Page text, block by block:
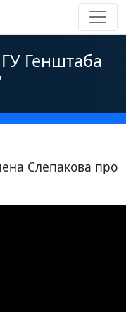
безопасность
Генштаба
Слепакова про